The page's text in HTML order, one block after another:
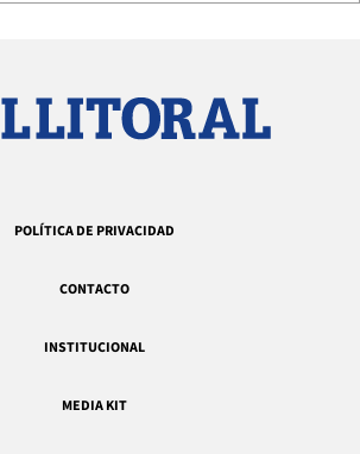
POLÍTICA DE PRIVACIDAD
CONTACTO
INSTITUCIONAL
MEDIA KIT